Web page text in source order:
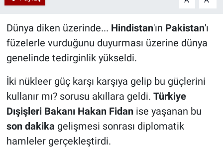
Dünya diken üzerinde... Hindistan'ın Pakistan'ı
füzelerle vurduğunu duyurması üzerine dünya
genelinde tedirginlik yükseldi.
İki nükleer güç karşı karşıya gelip bu güçlerini
kullanır mı? sorusu akıllara geldi. Türkiye
Dışişleri Bakanı Hakan Fidanise yaşanan bu
son dakika gelişmesi sonrası diplomatik
hamleler gerçekleştirdi.